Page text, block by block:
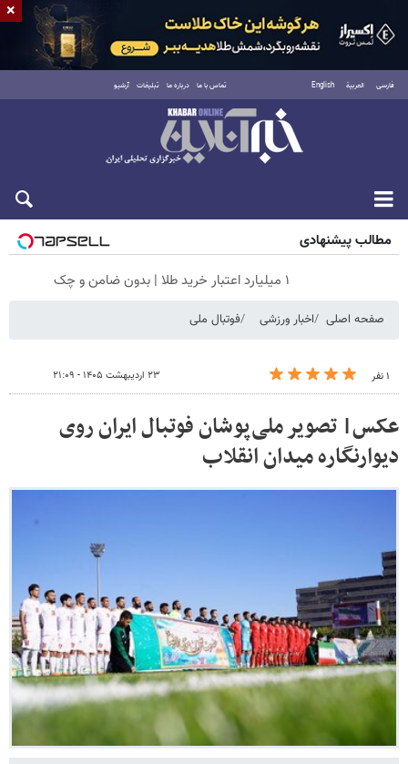
فارسی العربية English تماس با ما درباره ما تبلیغات آرشیو
جمعه ۱۶ مرداد ۱۴۰۵
مطالب پیشنهادی
۱ میلیارد اعتبار خرید طلا | بدون ضامن و چک
صفحه اصلی اخبار ورزشی فوتبال ملی
۱ نفر ۲۳ اردیبهشت ۱۴۰۵ - ۲۱:۰۹
عکس| تصویر ملی‌پوشان فوتبال ایران روی
دیوارنگاره میدان انقلاب
×